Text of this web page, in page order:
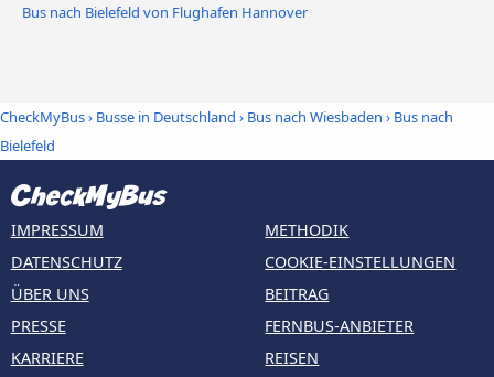
Bus nach Bielefeld von Flughafen Hannover
CheckMyBus› Busse in Deutschland › Bus nach Wiesbaden › Bus nach
Bielefeld
IMPRESSUM
DATENSCHUTZ
ÜBER UNS
PRESSE
KARRIERE
METHODIK
COOKIE-EINSTELLUNGEN
BEITRAG
FERNBUS-ANBIETER
REISEN